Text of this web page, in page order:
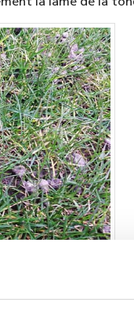
d’une
à décomposer les